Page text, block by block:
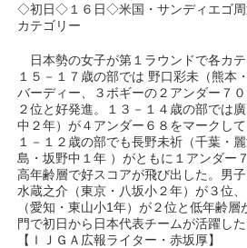
◇初日◇１６日◇米国・サンディエゴ
カテゴリー
日本勢の女子が第１ラウンドで各カテ
１５－１７歳の部では 野口彩未（熊本
バーディー、３ボギーの２アンダー７
２位と好発進。１３－１４歳の部では
中２年）が４アンダー６８をマークし
１－１２歳の部でも長野未祈（千葉・
島・坂野中１年 ）がともに１アンダー
高年齢層で好スコアが飛び出した。男
水蔵之介（東京・八坂小２年）が３位
（愛知・東山小1年）が２位と低年齢
門で初日から日本代表チームが活躍した
【ＩＪＧＡ広報ライター・赤坂厚】